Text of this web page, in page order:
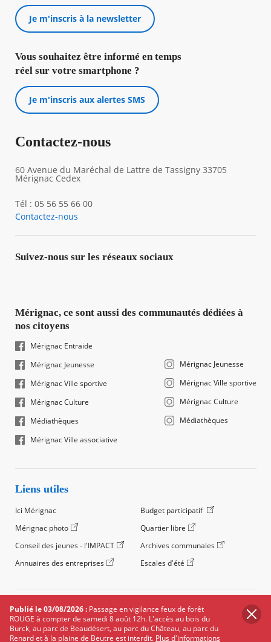
Publié le 03/08/2026 : Passage en vigilance feux de forêt
ROUGE à compter de samedi 8 août 12h. L'accès au bois du
Burck, au parc de Beaudésert, au parc du Château, au parc du
Renard et à la plaine de Beutre est interdit. Plus d'informations
Je m'inscris à la newsletter
Vous souhaitez être informé en temps
réel sur votre smartphone ?
Je m'inscris aux alertes SMS
Contactez-nous
60 Avenue du Maréchal de Lattre de Tassigny 33705
Mérignac Cedex
Tél : 05 56 55 66 00
Contactez-nous
Suivez-nous sur les réseaux sociaux
Mérignac, ce sont aussi des communautés dédiées à
nos citoyens
Mérignac Entraide
Mérignac Jeunesse
Mérignac Ville sportive
Mérignac Culture
Médiathèques
Mérignac Ville associative
Mérignac Jeunesse
Mérignac Ville sportive
Mérignac Culture
Médiathèques
Liens utiles
Ici Mérignac
Budget participatif
Mérignac photo
Quartier libre
Conseil des jeunes - l'IMPACT
Archives communales
Annuaires des entreprises
Escales d'été
©2024 Ville de Mérignac, Tous droits réservés
Footer
legals
Mentions légales Salle de presse
Recrutement
Foire aux questions (FAQ)
Carte des équipements